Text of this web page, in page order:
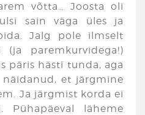
võtta… Joosta oli
sain väga üles ja
Jalg pole ilmselt
(ja paremkurvidega!)
päris hästi tunda, aga
et järgmine
Ja järgmist korda ei
Pühapäeval läheme